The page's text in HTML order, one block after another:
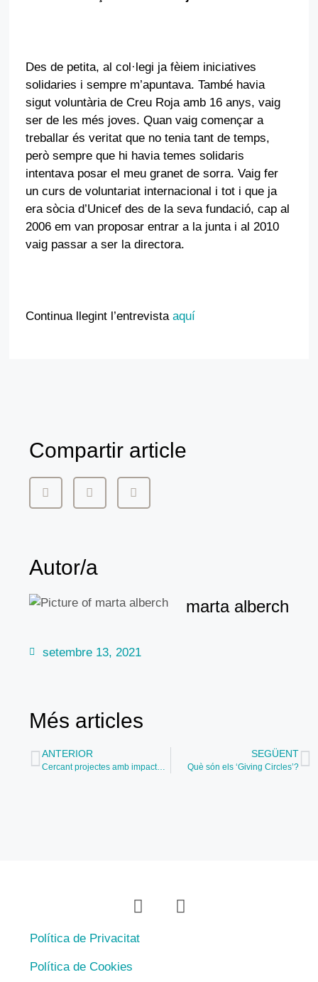
Des de petita, al col·legi ja fèiem iniciatives
solidaries i sempre m’apuntava. També havia
sigut voluntària de Creu Roja amb 16 anys, vaig
ser de les més joves. Quan vaig començar a
treballar és veritat que no tenia tant de temps,
però sempre que hi havia temes solidaris
intentava posar el meu granet de sorra. Vaig fer
un curs de voluntariat internacional i tot i que ja
era sòcia d’Unicef des de la seva fundació, cap al
2006 em van proposar entrar a la junta i al 2010
vaig passar a ser la directora.
Continua llegint l’entrevista aquí
Compartir article
Autor/a
marta alberch
setembre 13, 2021
Més articles
ANTERIOR
Cercant projectes amb impacte social
SEGÜENT
Què són els ‘Giving Circles’?
Política de Privacitat
Política de Cookies